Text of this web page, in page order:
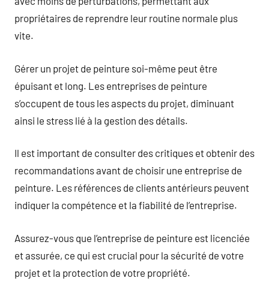
propriétaires de reprendre leur routine normale plus
vite.
Gérer un projet de peinture soi-même peut être
épuisant et long. Les entreprises de peinture
s’occupent de tous les aspects du projet, diminuant
ainsi le stress lié à la gestion des détails.
Il est important de consulter des critiques et obtenir des
recommandations avant de choisir une entreprise de
peinture. Les références de clients antérieurs peuvent
indiquer la compétence et la fiabilité de l’entreprise.
Assurez-vous que l’entreprise de peinture est licenciée
et assurée, ce qui est crucial pour la sécurité de votre
projet et la protection de votre propriété.